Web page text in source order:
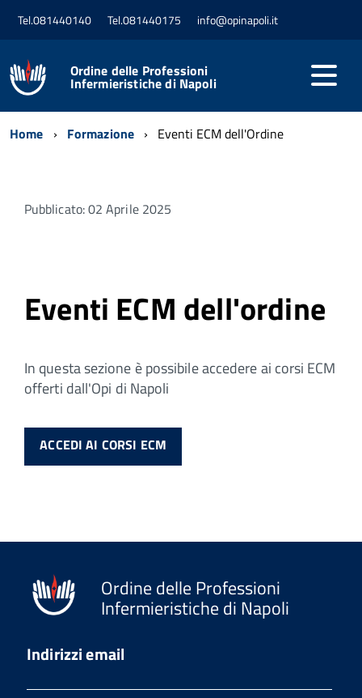
Tel.081440140 Tel.081440175 info@opinapoli.it
Ordine delle Professioni
Infermieristiche di Napoli
Home Formazione Eventi ECM dell'Ordine
Pubblicato: 02 Aprile 2025
Eventi ECM dell'ordine
In questa sezione è possibile accedere ai corsi ECM
offerti dall'Opi di Napoli
ACCEDI AI CORSI ECM
Ordine delle Professioni
Infermieristiche di Napoli
Indirizzi email